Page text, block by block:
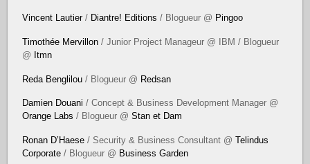
Vincent Lautier/ Diantre! Editions / Blogueur @ Pingoo
Timothée Mervillon / Junior Project Manageur @ IBM / Blogueur
@ Itmn
Reda Benglilou / Blogueur @ Redsan
Damien Douani / Concept & Business Development Manager @
Orange Labs / Blogueur @Stan et Dam
Ronan D’Haese / Security & Business Consultant @Telindus
Corporate / Blogueur @ Business Garden